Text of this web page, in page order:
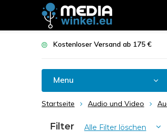
Kostenloser Versand ab 175 €
Menu
Startseite Audio und Video
Filter Alle Filter löschen